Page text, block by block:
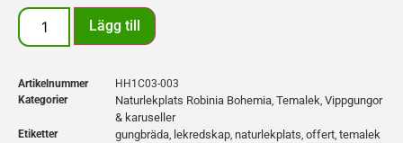
Lägg till
Artikelnummer
HH1C03-003
Kategorier
Naturlekplats Robinia Bohemia, Temalek, Vippgungor
& karuseller
Etiketter gungbräda, lekredskap, naturlekplats, offert, temalek